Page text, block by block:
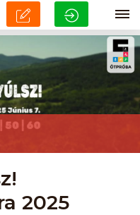
2025